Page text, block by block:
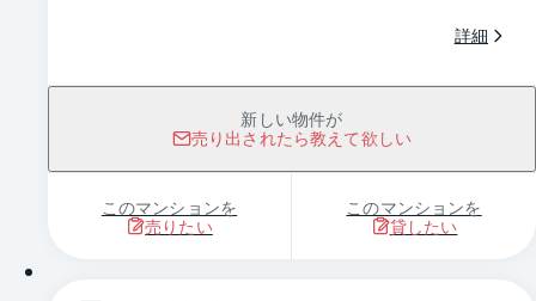
詳細
新しい物件が
売り出されたら教えて欲しい
このマンションを
売りたい
このマンションを
貸したい